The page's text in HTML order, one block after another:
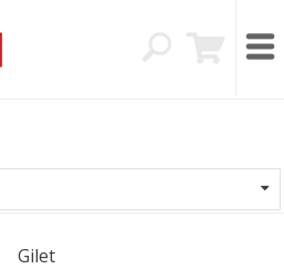
Gilet